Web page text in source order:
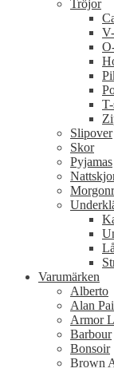
Tröjor
Slipover
Skor
Pyjamas
Varumärken
Alberto
Alan
Armor
Barbour
Bonsoir
Brown